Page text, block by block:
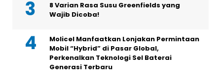
8 Varian Rasa Susu Greenfields yang
Wajib Dicoba!
Molicel Manfaatkan Lonjakan Permintaan
Mobil “Hybrid” di Pasar Global,
Perkenalkan Teknologi Sel Baterai
Generasi Terbaru